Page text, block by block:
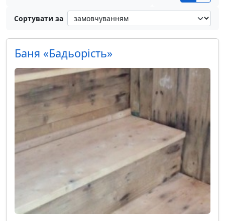
Сортувати за
Баня «Бадьорість»